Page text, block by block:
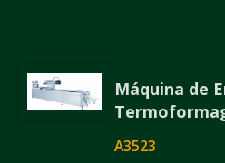
Máquina de
A3523